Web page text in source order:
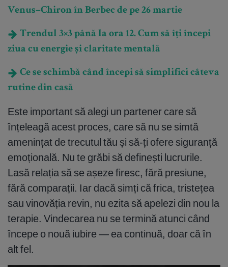
Venus–Chiron în Berbec de pe 26 martie
Trendul 3×3 până la ora 12. Cum să îți începi
ziua cu energie și claritate mentală
Ce se schimbă când începi să simplifici câteva
rutine din casă
Este important să alegi un partener care să
înțeleagă acest proces, care să nu se simtă
amenințat de trecutul tău și să-ți ofere siguranță
emoțională. Nu te grăbi să definești lucrurile.
Lasă relația să se așeze firesc, fără presiune,
fără comparații. Iar dacă simți că frica, tristețea
sau vinovăția revin, nu ezita să apelezi din nou la
terapie. Vindecarea nu se termină atunci când
începe o nouă iubire — ea continuă, doar că în
alt fel.